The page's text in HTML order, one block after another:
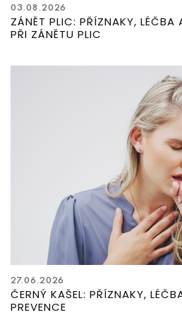
03.08.2026
ZÁNĚT PLIC: PŘÍZNAKY, LÉČBA
PŘI ZÁNĚTU PLIC
27.06.2026
ČERNÝ KAŠEL: PŘÍZNAKY,
PREVENCE